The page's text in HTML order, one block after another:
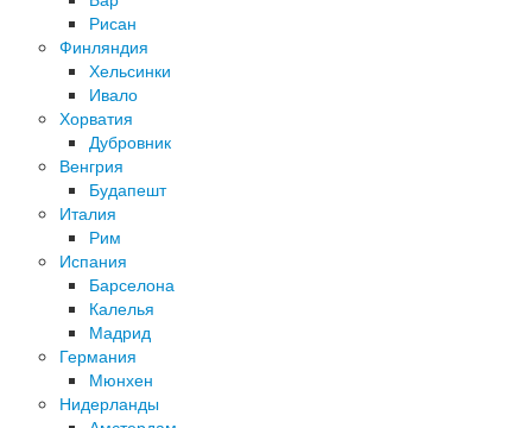
Рисан
Финляндия
Хельсинки
Ивало
Хорватия
Дубровник
Венгрия
Будапешт
Италия
Рим
Испания
Барселона
Калелья
Мадрид
Германия
Мюнхен
Нидерланды